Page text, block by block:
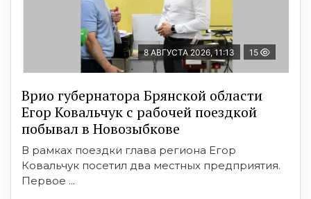
8 АВГУСТА 2026, 11:13 15
Врио губернатора Брянской области
Егор Ковальчук с рабочей поездкой
побывал в Новозыбкове
В рамках поездки глава региона Егор
Ковальчук посетил два местных предприятия.
Первое ...